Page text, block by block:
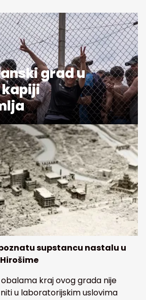
grad u
supstancu nastalu u
kraj ovog grada nije
u laboratorijskim uslovima